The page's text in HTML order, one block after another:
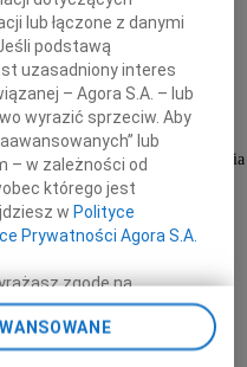
Naszemu Koledze
Rynkowskiemu
żalu i głębokiego współczucia
z powodu śmierci
składają
lub łączone z danymi
podstawą
uzasadniony interes
– Agora S.A. – lub
wyrazić sprzeciw. Aby
lub
– w zależności od
którego jest
w Polityce
Prywatności Agora S.A.
zgodę na
plików typu cookie
Partnerów i Agora S.A.
Możesz też w każdej